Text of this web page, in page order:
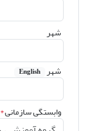
شهر
شهر English
وابستگی سازمانی*